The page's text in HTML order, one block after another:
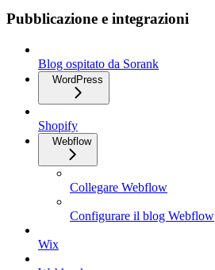
Pubblicazione e integrazioni
Blog ospitato da Sorank
WordPress
Shopify
Webflow
Collegare Webflow
Configurare il blog Webflow
Wix